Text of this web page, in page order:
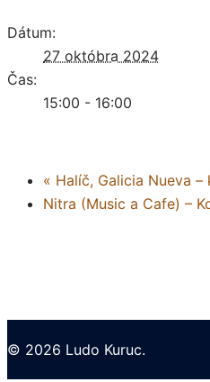
Dátum:
27 októbra 2024
Čas:
15:00 - 16:00
« Halíč, Galicia Nueva
Nitra (Music a Cafe) –
© 2026 Ludo Kuruc.